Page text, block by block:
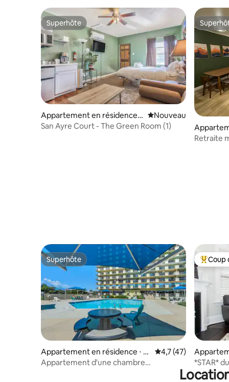
Superhôte
Superhôte
Appartement en résidence ⋅
Colorado Springs
Nouvel hébergement
Nouveau
San Ayre Court - The Green Room (1)
Colorado
Retraite
Superhôte
Superhôte
Appartement en résidence ⋅ C
olorado Springs
Évaluation moyenne
4,7 (47)
Appartement d'une chambre
Coups
Coup
⋅
*STAR*